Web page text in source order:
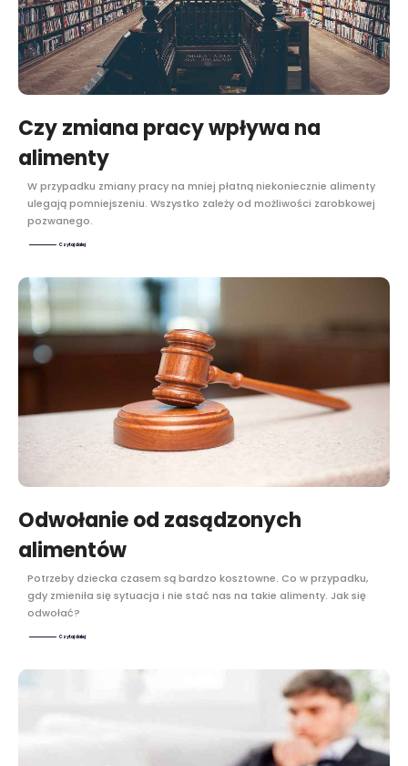
Czy zmiana pracy wpływa na
alimenty
W przypadku zmiany pracy na mniej płatną niekoniecznie alimenty
ulegają pomniejszeniu. Wszystko zależy od możliwości zarobkowej
pozwanego.
Czytaj dalej
Odwołanie od zasądzonych
alimentów
Potrzeby dziecka czasem są bardzo kosztowne. Co w przypadku,
gdy zmieniła się sytuacja i nie stać nas na takie alimenty. Jak się
odwołać?
Czytaj dalej